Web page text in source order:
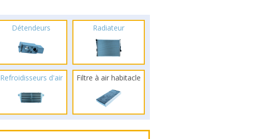
Détendeurs Radiateur
Refroidisseurs d'air Filtre à air habitacle